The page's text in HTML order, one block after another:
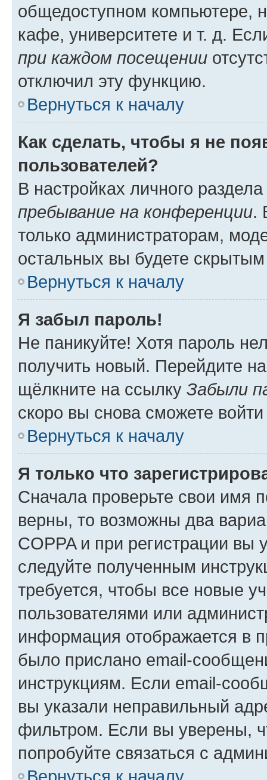
общедоступном компьютере,
кафе, университете и т. д.
при каждом посещении
отключил эту функцию.
Вернуться к началу
Как сделать, чтобы я не
пользователей?
В настройках личного
пребывание на конференции.
только администраторам,
остальных вы будете
Вернуться к началу
Я забыл пароль!
Не паникуйте! Хотя пароль
получить новый. Перейдите
щёлкните на ссылку Забыли
скоро вы снова сможете
Вернуться к началу
Я только что
Сначала проверьте свои имя
верны, то возможны два
COPPA и при регистрации вы
следуйте полученным
требуется, чтобы все новые
пользователями или
информация отображается в
было прислано email-
инструкциям. Если email-
вы указали неправильный
фильтром. Если вы уверены,
попробуйте связаться с
Вернуться к началу